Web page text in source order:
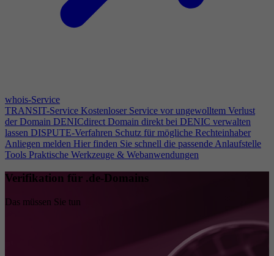
whois-Service
TRANSIT-Service Kostenloser Service vor ungewolltem Verlust
der Domain DENICdirect Domain direkt bei DENIC verwalten
lassen DISPUTE-Verfahren Schutz für mögliche Rechteinhaber
Anliegen melden Hier finden Sie schnell die passende Anlaufstelle
Tools Praktische Werkzeuge & Webanwendungen
Verifikation für .de-Domains
Das müssen Sie tun